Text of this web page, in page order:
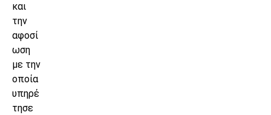
και
την
αφοσί
ωση
με την
οποία
υπηρέ
τησε